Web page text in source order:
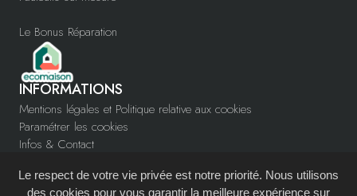
Le Bonus Réparation
INFORMATIONS
Mentions légales et Politique relative aux cookies
Paramétrer les cookies
Infos & Contact
Devenir partenaire
Le respect de votre vie privée est notre priorité. Nous utilisons
des cookies pour vous garantir la meilleure expérience sur